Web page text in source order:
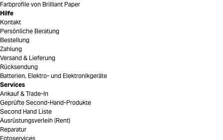
Farbprofile von Brilliant Paper
Hilfe
Kontakt
Persönliche Beratung
Bestellung
Zahlung
Versand & Lieferung
Rücksendung
Batterien, Elektro- und Elektronikgeräte
Services
Ankauf & Trade-In
Geprüfte Second-Hand-Produkte
Second Hand Liste
Ausrüstungsverleih (Rent)
Reparatur
Fotoservices